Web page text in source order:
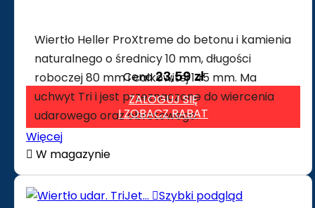
Wiertło Heller ProXtreme do betonu i kamienia
naturalnego o średnicy 10 mm, długości
roboczej 80 mm i całkowitej 145 mm. Ma
uchwyt Tri i jest przeznaczone do wiercenia
udarowego oraz obrotowego.
Cena23,59 zł
ZALOGUJ SIĘ
I ZOBACZ RABAT
Więcej
 W magazynie
Szybki podgląd